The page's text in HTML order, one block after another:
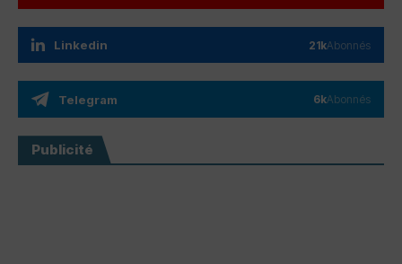
Linkedin 21kAbonnés
Telegram 6kAbonnés
Publicité